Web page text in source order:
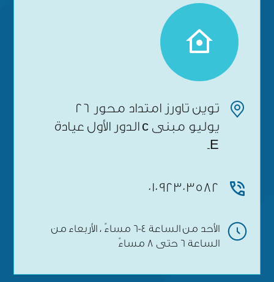
توين تاورز امتداد محور 26
يوليو مبنى c الدور الأول عيادة
Eـ
01092303582
الأحد من الساعة 4-6 مساءً ، الأربعاء من
الساعة 6 حتى 8 مساءً